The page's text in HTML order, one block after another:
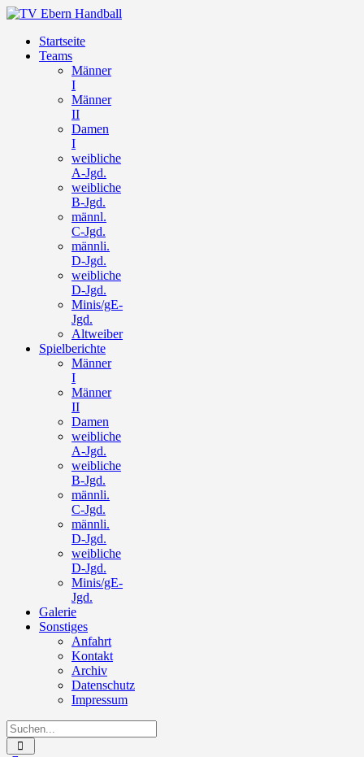
Startseite
Teams
Männer
I
Männer
II
Damen
I
weibliche
A-Jgd.
weibliche
B-Jgd.
männl.
C-Jgd.
männli.
D-Jgd.
weibliche
D-Jgd.
Minis/gE-
Jgd.
Altweiber
Spielberichte
Männer
I
Männer
II
Damen
weibliche
A-Jgd.
weibliche
B-Jgd.
männli.
C-Jgd.
männli.
D-Jgd.
weibliche
D-Jgd.
Minis/gE-
Jgd.
Galerie
Sonstiges
Anfahrt
Kontakt
Archiv
Datenschutz
Impressum